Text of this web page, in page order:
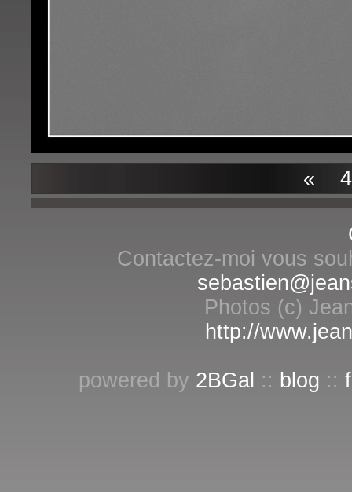
«
Contactez-moi vous
Photos (c)
http://
powered by 2BGal :: blog ::